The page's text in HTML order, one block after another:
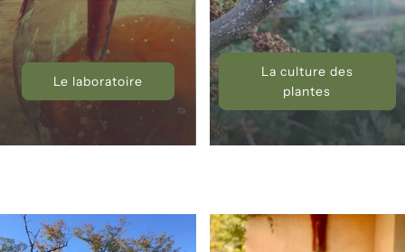
Le laboratoire
La culture des
plantes